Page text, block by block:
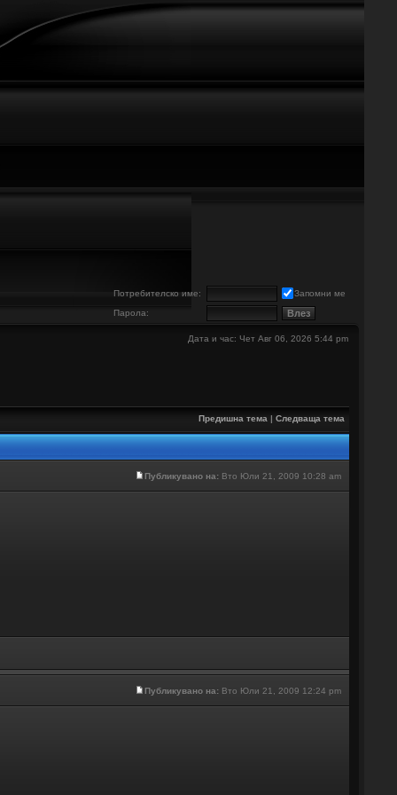
Потребителско име:
Запомни ме
Парола:
Дата и час: Чет Авг 06, 2026 5:44 pm
Предишна тема | Следваща тема
Публикувано на:Вто Юли 21, 2009 10:28 am
Публикувано на:Вто Юли 21, 2009 12:24 pm